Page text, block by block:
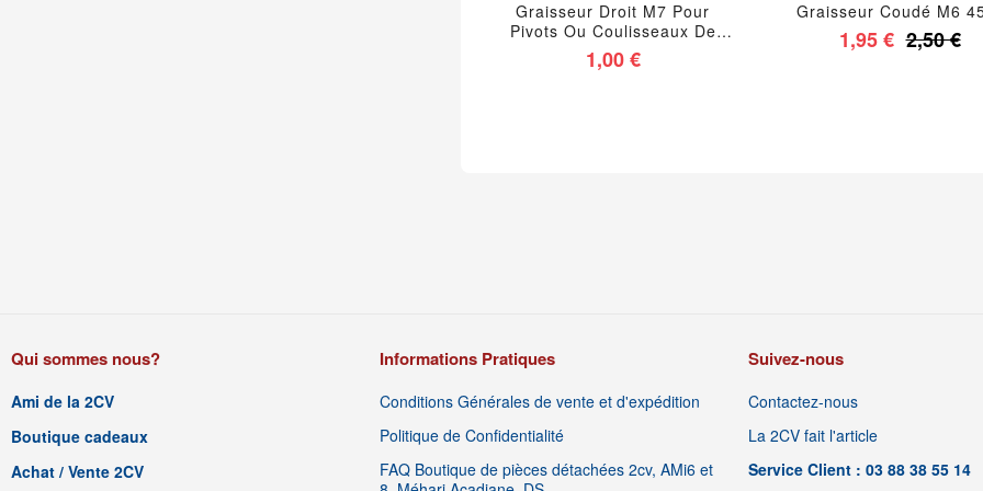
Graisseur Droit M7 Pour
Pivots Ou Coulisseaux De
Cardans 2cv Méhari Ami 6 Ami
8 Dyane Acadiane
1,00 €
Graisseur Coudé M6
1,95 € 2,50 €
Qui sommes nous?
Ami de la 2CV
Boutique cadeaux
Achat / Vente 2CV
Informations Pratiques
Conditions Générales de vente et d'expédition
Politique de Confidentialité
FAQ Boutique de pièces détachées 2cv, AMi6 et
Suivez-nous
Contactez-nous
La 2CV fait l'article
Service Client : 03 88 38 55 14